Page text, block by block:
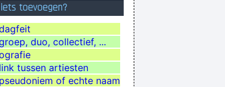
Long Ago~ Louis Armstrong
That Says It All~ Larry Mullen
it so much.~ Steven Tyler
Your World~ Annie Lennox
Architecture ~ Laurie Anderson
toevoegen?
duo, collectief, ...
tussen artiesten
of echte naam